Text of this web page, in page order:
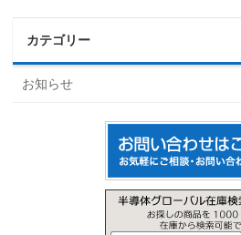
カテゴリー
お知らせ